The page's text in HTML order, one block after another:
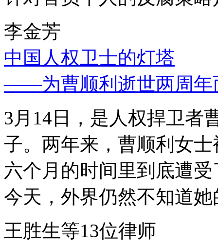
李金芳
中国人权卫士的灯塔
——为曹顺利逝世两周年
3月14日，是人权捍卫者
子。两年来，曹顺利女
六个月的时间里到底遭
今天，外界仍然不知道
王胜生等13位律师